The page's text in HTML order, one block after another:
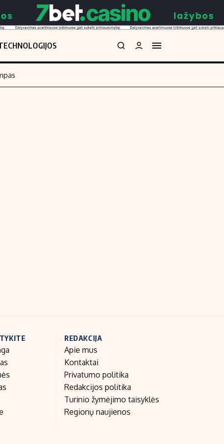
REDAKCIJA
Apie mus
Kontaktai
Privatumo politika
Redakcijos politika
Turinio žymėjimo taisyklės
Regionų naujienos